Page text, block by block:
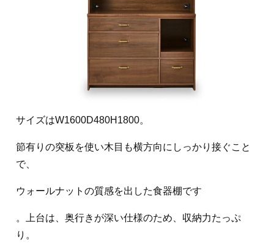
サイズはW1600D480H1800。
節有りの突板を使い木目も横方向にしっかり接ぐこと
で、
ウォールナットの質感を出した食器棚です
。上台は、奥行きが深い仕様のため、収納力たっぷ
り。